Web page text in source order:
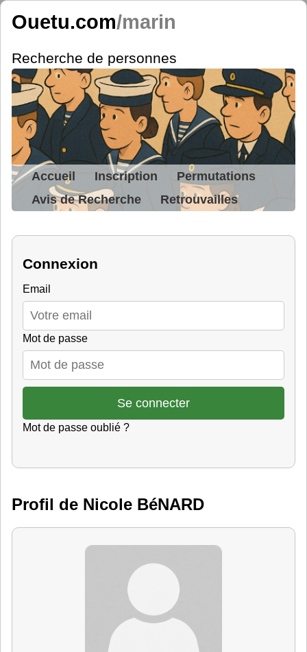
Ouetu.com/marin
Recherche de personnes
Accueil Inscription
Permutations
Avis de Recherche
Retrouvailles
Connexion
Email
Mot de passe
Mot de passe oublié ?
Profil de Nicole BéNARD